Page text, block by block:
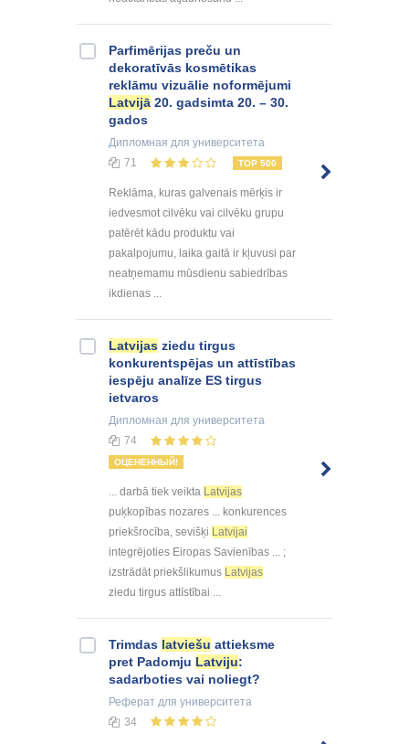
Parfimērijas preču un
dekoratīvās kosmētikas
reklāmu vizuālie noformējumi
Latvijā 20. gadsimta 20. – 30.
gados
Дипломная для университета
71
TOP 500
Reklāma, kuras galvenais mērķis ir
iedvesmot cilvēku vai cilvēku grupu
patērēt kādu produktu vai
pakalpojumu, laika gaitā ir kļuvusi par
neatņemamu mūsdienu sabiedrības
ikdienas ...
Latvijas ziedu tirgus
konkurentspējas un attīstības
iespēju analīze ES tirgus
ietvaros
Дипломная для университета
74
ОЦЕНЕННЫЙ!
... darbā tiek veikta Latvijas
puķkopības nozares ... konkurences
priekšrocība, sevišķi Latvijai
integrējoties Eiropas Savienības ... ;
izstrādāt priekšlikumus Latvijas
ziedu tirgus attīstībai ...
Trimdas latviešu attieksme
pret Padomju Latviju:
sadarboties vai noliegt?
Реферат для университета
34